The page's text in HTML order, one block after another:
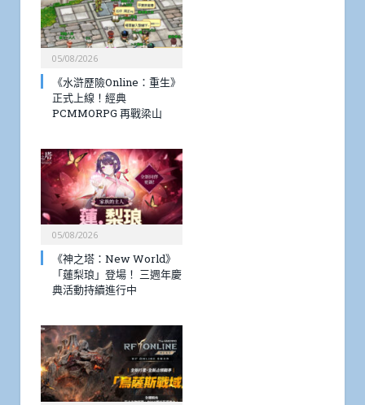
05/08/2026
《水滸歷險Online：重生》
正式上線！經典
PCMMORPG 再戰梁山
05/08/2026
《神之塔：New World》
「蓮梨琅」登場！ 三週年慶
典活動持續進行中